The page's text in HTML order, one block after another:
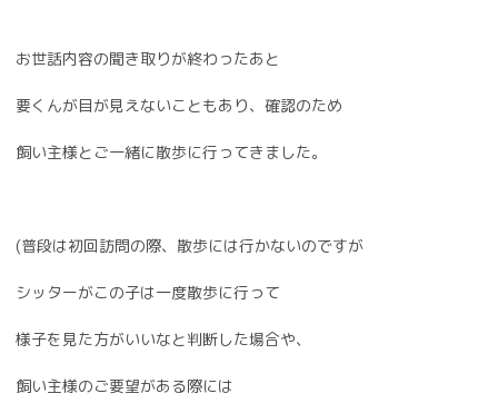
お世話内容の聞き取りが終わったあと
要くんが目が見えないこともあり、確認のため
飼い主様とご一緒に散歩に行ってきました。
(普段は初回訪問の際、散歩には行かないのですが
シッターがこの子は一度散歩に行って
様子を見た方がいいなと判断した場合や、
飼い主様のご要望がある際には